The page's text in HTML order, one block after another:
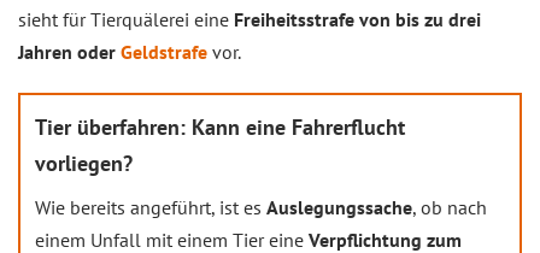
sieht für Tierquälerei eine Freiheitsstrafe von bis zu drei
Jahren oder Geldstrafe vor.
Tier überfahren: Kann eine Fahrerflucht
vorliegen?
Wie bereits angeführt, ist es Auslegungssache, ob nach
einem Unfall mit einem Tier eine Verpflichtung zum